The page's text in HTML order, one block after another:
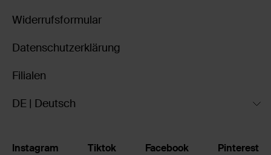
Widerrufsformular
Datenschutzerklärung
Filialen
DE | Deutsch
Instagram Tiktok Facebook Pinterest